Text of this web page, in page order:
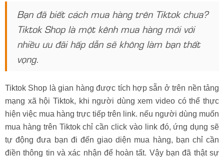
Bạn đã biết cách mua hàng trên Tiktok chưa?
Tiktok Shop là một kênh mua hàng mới với
nhiều ưu đãi hấp dẫn sẽ không làm bạn thất
vọng.
Tiktok Shop là gian hàng được tích hợp sẵn ở trên nền tảng
mạng xã hội Tiktok, khi người dùng xem video có thể thực
hiện việc mua hàng trực tiếp trên link. nếu người dùng muốn
mua hàng trên Tiktok chỉ cần click vào link đó, ứng dụng sẽ
tự động đưa bạn đi đến giao diện mua hàng, bạn chỉ cần
điền thông tin và xác nhận để hoàn tất. Vậy bạn đã thật sự